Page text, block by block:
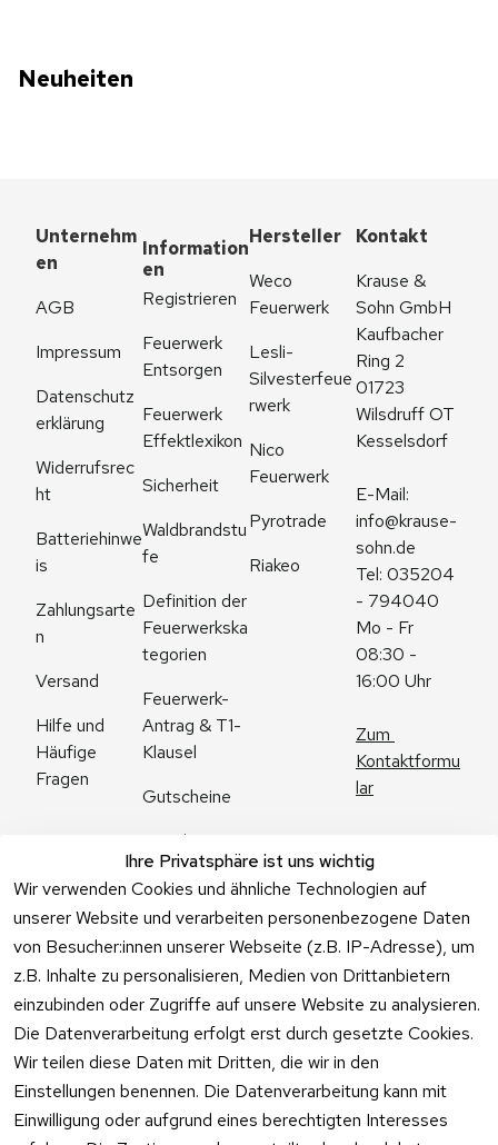
Neuheiten
Ihre Privatsphäre ist uns wichtig
Wir verwenden Cookies und ähnliche Technologien auf
unserer Website und verarbeiten personenbezogene Daten
von Besucher:innen unserer Webseite (z.B. IP-Adresse), um
z.B. Inhalte zu personalisieren, Medien von Drittanbietern
einzubinden oder Zugriffe auf unsere Website zu analysieren.
Die Datenverarbeitung erfolgt erst durch gesetzte Cookies.
Wir teilen diese Daten mit Dritten, die wir in den
Einstellungen benennen. Die Datenverarbeitung kann mit
Einwilligung oder aufgrund eines berechtigten Interesses
Unternehm
en
AGB
Impressum
Datenschutz
erklärung
Widerrufsrec
ht
Batteriehinwe
is
Zahlungsarte
n
Versand
Hilfe und
Häufige
Fragen
Information
en
Registrieren
Feuerwerk
Entsorgen
Feuerwerk
Effektlexikon
Sicherheit
Waldbrandstu
fe
Definition der
Feuerwerkska
tegorien
Feuerwerk-
Antrag & T1-
Klausel
Gutscheine
Angebote
Feuerwerk
Online kaufen
Hersteller
Weco
Feuerwerk
Lesli-
Silvesterfeue
rwerk
Nico
Feuerwerk
Pyrotrade
Riakeo
Kontakt
Krause &
Sohn GmbH
Kaufbacher
Ring 2
01723
Wilsdruff OT
Kesselsdorf
info@krause-
sohn.de
Tel: 035204
- 794040
Mo - Fr
08:30 -
16:00 Uhr
Zum
Kontaktformu
lar
Vertrag
widerrufen